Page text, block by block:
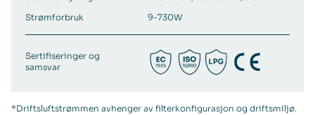
Strømforbruk
9-730W
Sertifiseringer og
samsvar
*Driftsluftstrømmen avhenger av filterkonfigurasjon og driftsmiljø.